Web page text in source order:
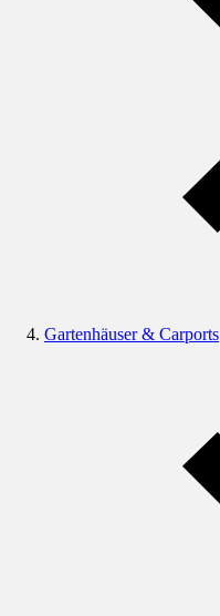
Gartenhäuser & Carports